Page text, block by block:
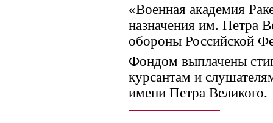
«Военная академия
назначения им. Петра
обороны Российской
Фондом выплачены
курсантам и
имени Петра Великого.